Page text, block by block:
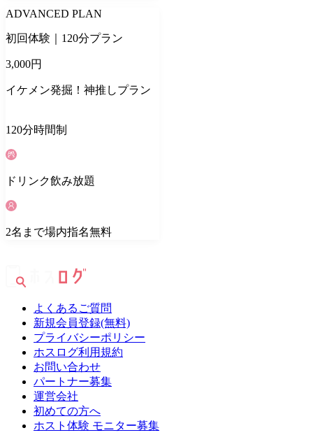
ADVANCED PLAN
初回体験｜120分プラン
3,000円
イケメン発掘！神推しプラン
120分時間制
ドリンク飲み放題
2名 まで場内指名無料
よくあるご質問
新規会員登録(無料)
プライバシーポリシー
ホスログ利用規約
お問い合わせ
パートナー募集
運営会社
初めての方へ
ホスト体験 モニター募集